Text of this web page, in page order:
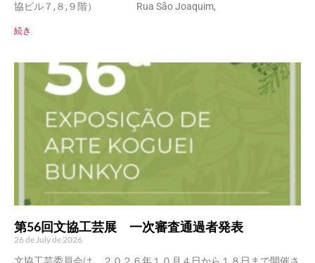
協ビル７,８,９階） Rua São Joaquim,
続き
第56回文協工芸展 一次審査通過者発表
26 de July de 2026